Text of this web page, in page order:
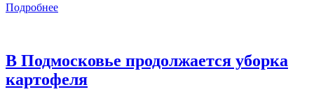
Подробнее
В Подмосковье продолжается уборка
картофеля